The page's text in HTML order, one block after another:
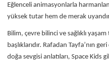
Eğlenceli animasyonlarla
yüksek tutar hem de merak
Bilim, çevre bilinci ve sağlıklı
başlıklarıdır. Rafadan Tayfa’nın
doğa sevgisi anlatıları, Space Kids